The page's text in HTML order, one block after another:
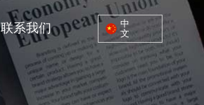
联系我们
中
文